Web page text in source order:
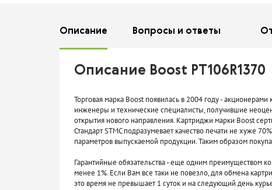
Описание Вопросы и ответы
Описание Boost PT106R1370
Торговая марка Boost появилась в 2004 году -
инженеры и технические специалисты, получившие
открытия нового направления. Картриджи марки Boost
Стандарт STMC подразумевает качество печати не хуже
параметров выпускаемой продукции. Таким образом
Гарантийные обязательства - еще одним преимуществом
менее 1%. Если Вам все таки не повезло, для обмена
это время не превышает 1 суток и на следующий день